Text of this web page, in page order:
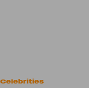
Celebrities